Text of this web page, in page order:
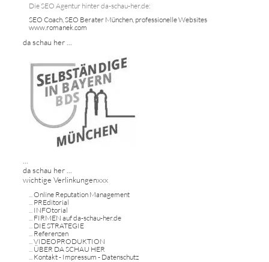
Die SEO Agentur hinter da-schau-her.de:
SEO Coach, SEO Berater München, professionelle Websites
www.romanek.com
da schau her ...
da schau her ...
wichtige Verlinkungenxxx
Online Reputation Management
PREditorial
INFOtorial
FIRMEN auf da-schau-her.de
DIE STRATEGIE
Referenzen
VIDEOPRODUKTION
ÜBER DA SCHAU HER
Kontakt - Impressum - Datenschutz